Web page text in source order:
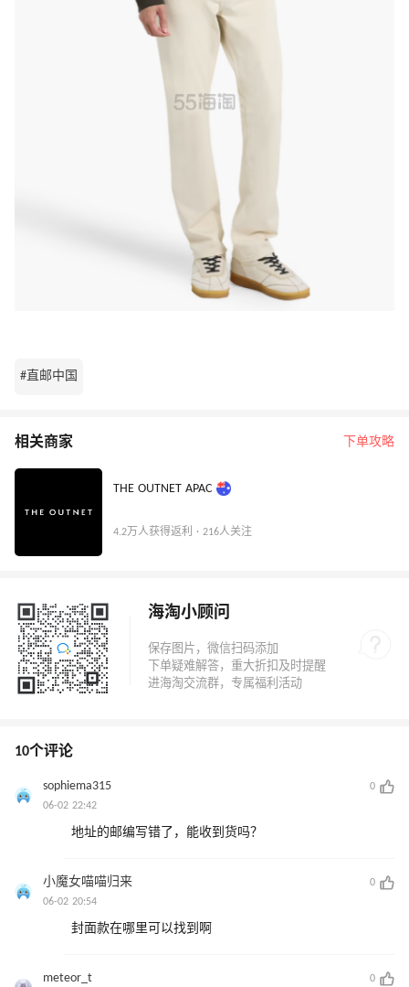
#直邮中国
相关商家 下单攻略
THE OUTNET APAC
4.2万人获得返利 · 216人关注
海淘小顾问
10个评论
sophiema315
0
06-02 22:42
地址的邮编写错了，能收到货吗？
小魔女喵喵归来
0
06-02 20:54
封面款在哪里可以找到啊
meteor_t
0